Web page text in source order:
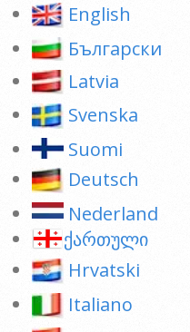
English
Български
Latvia
Svenska
Suomi
Deutsch
Nederland
ქართული
Hrvatski
Italiano